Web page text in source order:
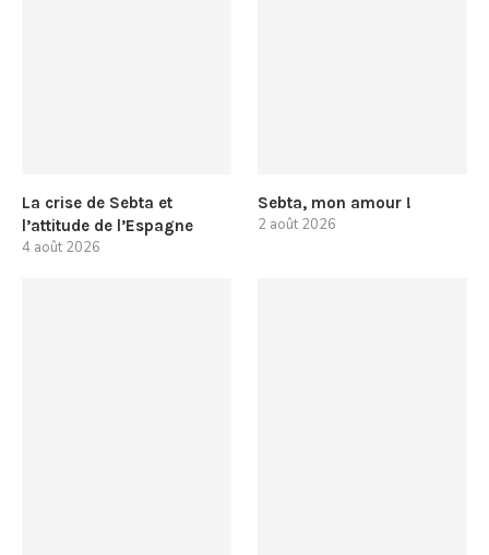
La crise de Sebta et
l’attitude de l’Espagne
4 août 2026
Sebta, mon amour !
2 août 2026